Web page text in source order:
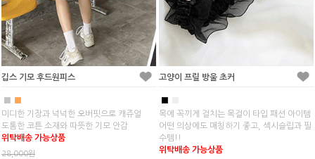
깁스 기모 후드원피스
■
미디한 기장과 넉넉한 오버핏으로 캐쥬얼
도톰한 코튼 소재와 따뜻한 기모 안감
위탁배송 가능상품
28,000원
고양이 프릴 방울 초커
■
목에 꼭끼게 걸치는 목걸이 타입 패션 아이템
어떤 의상에도 매칭하기 좋고, 섹시슬립과 필
수템!!
위탁배송 가능상품